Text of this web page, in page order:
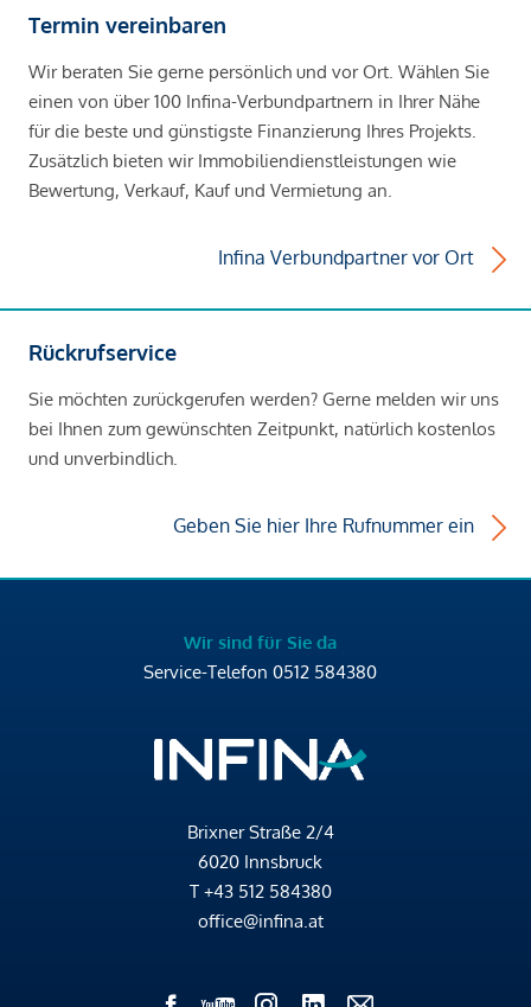
Termin vereinbaren
Wir beraten Sie gerne persönlich und vor Ort. Wählen Sie
einen von über 100 Infina-Verbundpartnern in Ihrer Nähe
für die beste und günstigste Finanzierung Ihres Projekts.
Zusätzlich bieten wir Immobiliendienstleistungen wie
Bewertung, Verkauf, Kauf und Vermietung an.
Infina Verbundpartner vor Ort
Rückrufservice
Sie möchten zurückgerufen werden? Gerne melden wir uns
bei Ihnen zum gewünschten Zeitpunkt, natürlich kostenlos
und unverbindlich.
Geben Sie hier Ihre Rufnummer ein
Wir sind für Sie da
Service-Telefon 0512 584380
Brixner Straße 2/4
6020 Innsbruck
T +43 512 584380
office@infina.at